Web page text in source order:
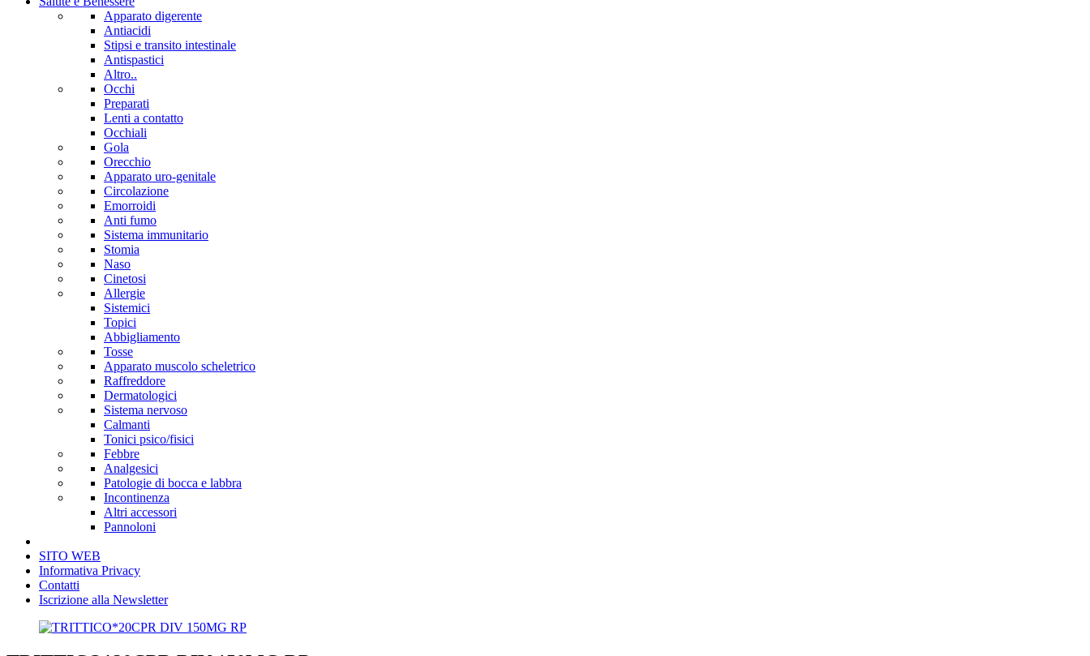
Apparato digerente
Antiacidi
Stipsi e transito intestinale
Antispastici
Altro..
Occhi
Preparati
Lenti a contatto
Occhiali
Gola
Orecchio
Apparato uro-genitale
Circolazione
Emorroidi
Anti fumo
Sistema immunitario
Stomia
Naso
Cinetosi
Allergie
Sistemici
Topici
Abbigliamento
Tosse
Apparato muscolo scheletrico
Raffreddore
Dermatologici
Sistema nervoso
Calmanti
Tonici psico/fisici
Febbre
Analgesici
Patologie di bocca e labbra
Incontinenza
Altri accessori
Pannoloni
SITO WEB
Informativa Privacy
Contatti
Iscrizione alla Newsletter